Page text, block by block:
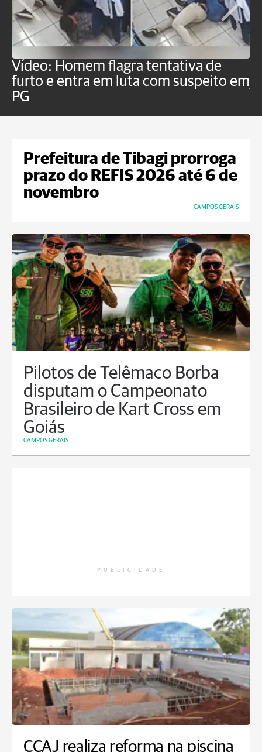
Vídeo: Homem flagra tentativa de
furto e entra em luta com suspeito em
PG
Prefeitura de Tibagi prorroga
prazo do REFIS 2026 até 6 de
novembro
CAMPOS GERAIS
Pilotos de Telêmaco Borba
disputam o Campeonato
Brasileiro de Kart Cross em
Goiás
CAMPOS GERAIS
PUBLICIDADE
CCAJ realiza reforma na piscina